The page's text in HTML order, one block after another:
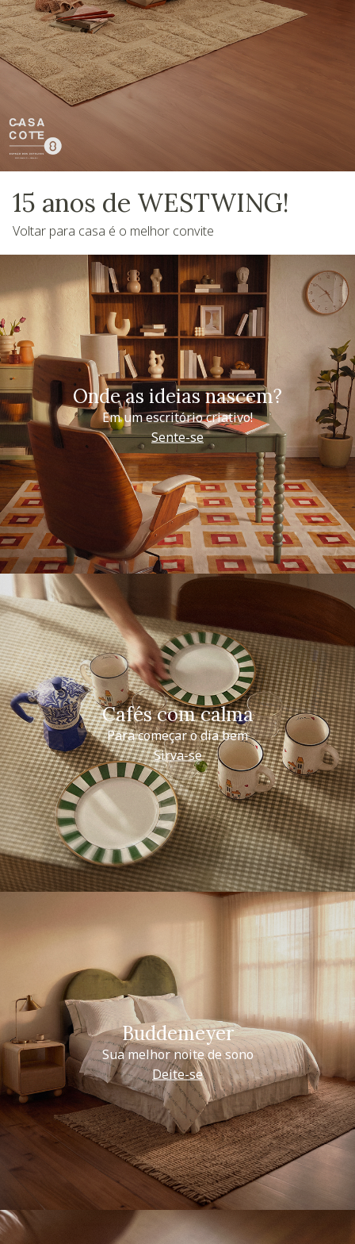
15 anos de WESTWING!
Voltar para casa é o melhor convite
Onde as ideias nascem?
Em um escritório criativo!
Sente-se
Cafés com calma
Para começar o dia bem
Sirva-se
Buddemeyer
Sua melhor noite de sono
Deite-se